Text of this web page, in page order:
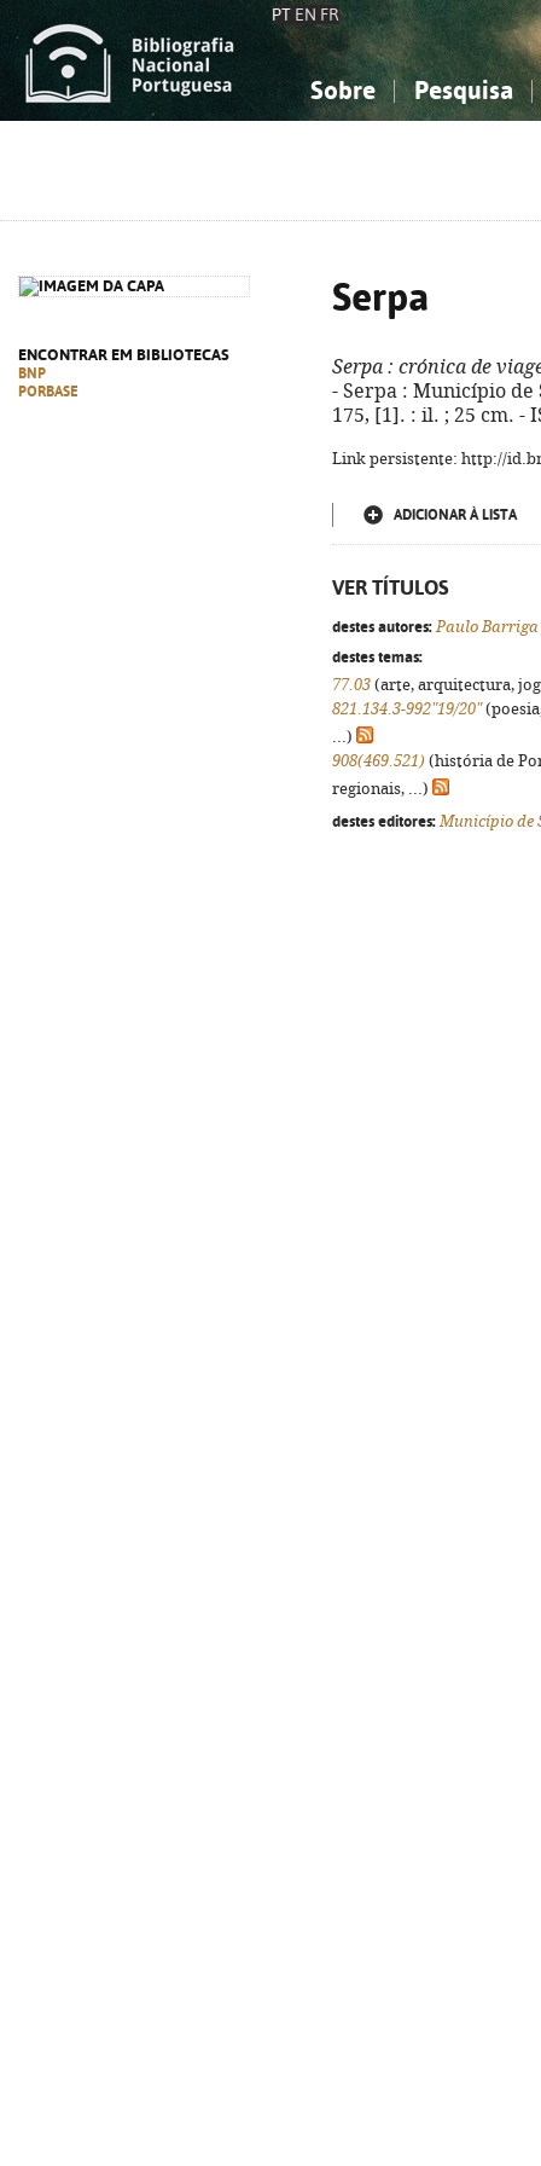
PT EN FR
Sobre Pesquisa
ENCONTRAR EM BIBLIOTECAS
BNP
PORBASE
Serpa
Serpa : crónica de
- Serpa : Município de
175, [1]. : il. ; 25 cm. -
Link persistente: http://
ADICIONAR À LISTA
VER TÍTULOS
destes autores: Paulo Barriga
destes temas:
77.03 (arte, arquitectura,
821.134.3-992"19/20"
...)
908(469.521) (história de
regionais, ...)
destes editores: Município de